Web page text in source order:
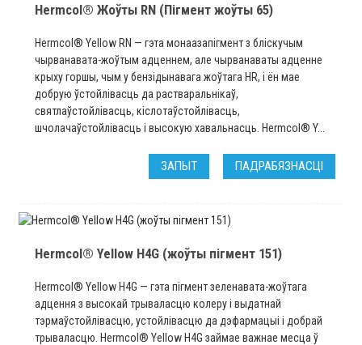
Hermcol® Жоўты RN (Пігмент жоўты 65)
Hermcol® Yellow RN — гэта монаазапігмент з бліскучым
чырванавата-жоўтым адценнем, але чырванаваты адценне
крыху горшы, чым у бензідынавага жоўтага HR, і ён мае
добрую ўстойлівасць да растваральнікаў,
святлаўстойлівасць, кіслотаўстойлівасць,
шчолачаўстойлівасць і высокую хавальнасць. Hermcol® Y...
ЗАПЫТ ПАДРАБЯЗНАСЦІ
Hermcol® Yellow H4G (жоўты пігмент 151)
Hermcol® Yellow H4G — гэта пігмент зеленавата-жоўтага
адцення з высокай трываласцю колеру і выдатнай
тэрмаўстойлівасцю, устойлівасцю да дэфармацыі і добрай
трываласцю. Hermcol® Yellow H4G займае важнае месца ў